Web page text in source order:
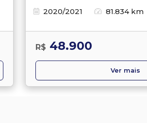
2020/2021
81.834 km
R$ 48.900
Ver mais